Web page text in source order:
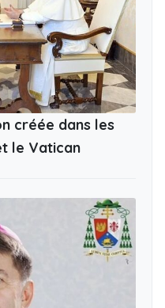
créée dans les
le Vatican